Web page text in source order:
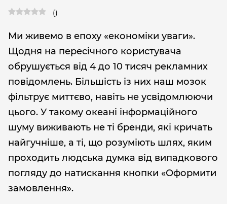
()
Ми живемо в епоху «економіки уваги».
Щодня на пересічного користувача
обрушується від 4 до 10 тисяч рекламних
повідомлень. Більшість із них наш мозок
фільтрує миттєво, навіть не усвідомлюючи
цього. У такому океані інформаційного
шуму виживають не ті бренди, які кричать
найгучніше, а ті, що розуміють шлях, яким
проходить людська думка від випадкового
погляду до натискання кнопки «Оформити
замовлення».